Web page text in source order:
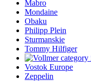
Mabro
Mondaine
Obaku
Philipp Plein
Sturmanskie
Tommy Hilfiger
Vostok Europe
Zeppelin